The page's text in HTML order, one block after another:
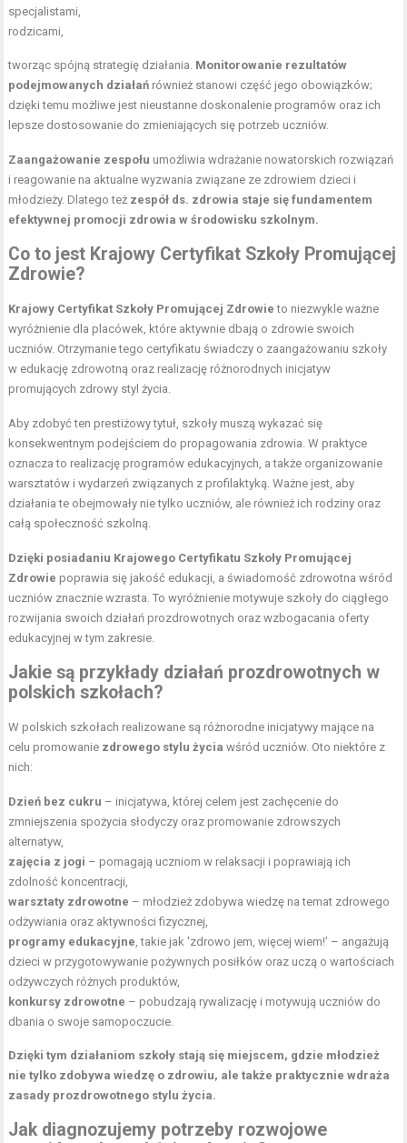
specjalistami,
rodzicami,
tworząc spójną strategię działania. Monitorowanie rezultatów
podejmowanych działań również stanowi część jego obowiązków;
dzięki temu możliwe jest nieustanne doskonalenie programów oraz ich
lepsze dostosowanie do zmieniających się potrzeb uczniów.
Zaangażowanie zespołu umożliwia wdrażanie nowatorskich rozwiązań
i reagowanie na aktualne wyzwania związane ze zdrowiem dzieci i
młodzieży. Dlatego też zespół ds. zdrowia staje się fundamentem
efektywnej promocji zdrowia w środowisku szkolnym.
Co to jest Krajowy Certyfikat Szkoły Promującej
Zdrowie?
Krajowy Certyfikat Szkoły Promującej Zdrowie to niezwykle ważne
wyróżnienie dla placówek, które aktywnie dbają o zdrowie swoich
uczniów. Otrzymanie tego certyfikatu świadczy o zaangażowaniu szkoły
w edukację zdrowotną oraz realizację różnorodnych inicjatyw
promujących zdrowy styl życia.
Aby zdobyć ten prestiżowy tytuł, szkoły muszą wykazać się
konsekwentnym podejściem do propagowania zdrowia. W praktyce
oznacza to realizację programów edukacyjnych, a także organizowanie
warsztatów i wydarzeń związanych z profilaktyką. Ważne jest, aby
działania te obejmowały nie tylko uczniów, ale również ich rodziny oraz
całą społeczność szkolną.
Dzięki posiadaniu Krajowego Certyfikatu Szkoły Promującej
Zdrowie poprawia się jakość edukacji, a świadomość zdrowotna wśród
uczniów znacznie wzrasta. To wyróżnienie motywuje szkoły do ciągłego
rozwijania swoich działań prozdrowotnych oraz wzbogacania oferty
edukacyjnej w tym zakresie.
Jakie są przykłady działań prozdrowotnych w
polskich szkołach?
W polskich szkołach realizowane są różnorodne inicjatywy mające na
celu promowanie zdrowego stylu życia wśród uczniów. Oto niektóre z
nich:
Dzień bez cukru – inicjatywa, której celem jest zachęcenie do
zmniejszenia spożycia słodyczy oraz promowanie zdrowszych
alternatyw,
zajęcia z jogi – pomagają uczniom w relaksacji i poprawiają ich
zdolność koncentracji,
warsztaty zdrowotne – młodzież zdobywa wiedzę na temat zdrowego
odżywiania oraz aktywności fizycznej,
programy edukacyjne, takie jak 'zdrowo jem, więcej wiem!’ – angażują
dzieci w przygotowywanie pożywnych posiłków oraz uczą o wartościach
odżywczych różnych produktów,
konkursy zdrowotne – pobudzają rywalizację i motywują uczniów do
dbania o swoje samopoczucie.
Dzięki tym działaniom szkoły stają się miejscem, gdzie młodzież
nie tylko zdobywa wiedzę o zdrowiu, ale także praktycznie wdraża
zasady prozdrowotnego stylu życia.
Jak diagnozujemy potrzeby rozwojowe